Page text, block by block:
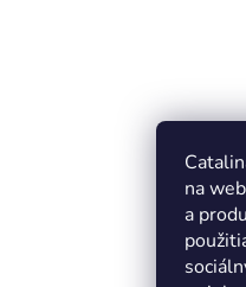
na
a